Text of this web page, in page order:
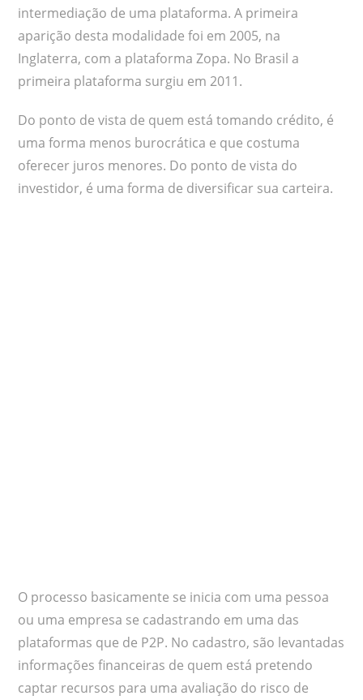
intermediação de uma plataforma. A primeira
aparição desta modalidade foi em 2005, na
Inglaterra, com a plataforma Zopa. No Brasil a
primeira plataforma surgiu em 2011.
Do ponto de vista de quem está tomando crédito, é
uma forma menos burocrática e que costuma
oferecer juros menores. Do ponto de vista do
investidor, é uma forma de diversificar sua carteira.
O processo basicamente se inicia com uma pessoa
ou uma empresa se cadastrando em uma das
plataformas que de P2P. No cadastro, são levantadas
informações financeiras de quem está pretendo
captar recursos para uma avaliação do risco de